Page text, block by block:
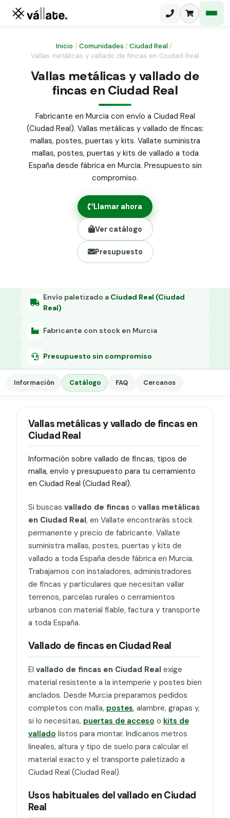
Malla ganadera
Malla simple torsión
Malla triple torsión
Panel malla H.
Puerta abatible dos hojas
Puerta acceso peatonal
Poste malla Hércules
Poste malla simple torsión
Alambre de espino galvanizado
Abrazadera PVC malla H.
Grapa malla H.
Grapadora
Tensor galvanizado
Inicio /Comunidades /Ciudad Real /
Vallas metálicas y vallado de fincas en Ciudad Real
Vallas metálicas y vallado de
fincas en Ciudad Real
Fabricante en Murcia con envío a Ciudad Real
(Ciudad Real). Vallas metálicas y vallado de fincas:
mallas, postes, puertas y kits. Vallate suministra
mallas, postes, puertas y kits de vallado a toda
España desde fábrica en Murcia. Presupuesto sin
compromiso.
Llamar ahora
Ver catálogo
Presupuesto
Envío paletizado a Ciudad Real (Ciudad
Real)
Fabricante con stock en Murcia
Presupuesto sin compromiso
Información Catálogo FAQ Cercanos
Vallas metálicas y vallado de fincas en
Ciudad Real
Información sobre vallado de fincas, tipos de
malla, envío y presupuesto para tu cerramiento
en Ciudad Real (Ciudad Real).
Si buscas vallado de fincaso vallas metálicas
en Ciudad Real, en Vallate encontrarás stock
permanente y precio de fabricante. Vallate
suministra mallas, postes, puertas y kits de
vallado a toda España desde fábrica en Murcia.
Trabajamos con instaladores, administradores
de fincas y particulares que necesitan vallar
terrenos, parcelas rurales o cerramientos
urbanos con material fiable, factura y transporte
a toda España.
Vallado de fincas en Ciudad Real
El vallado de fincas en Ciudad Real exige
material resistente a la intemperie y postes bien
anclados. Desde Murcia preparamos pedidos
completos con malla, postes, alambre, grapas y,
si lo necesitas, puertas de acceso o kits de
vallado listos para montar. Indícanos metros
lineales, altura y tipo de suelo para calcular el
material exacto y el transporte paletizado a
Ciudad Real (Ciudad Real).
Usos habituales del vallado en Ciudad
Real